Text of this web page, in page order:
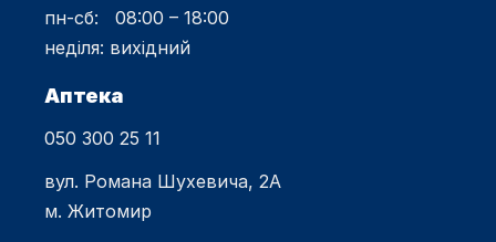
пн-сб: 08:00 – 18:00
неділя: вихідний
Аптека
050 300 25 11
вул. Романа Шухевича, 2А
м. Житомир